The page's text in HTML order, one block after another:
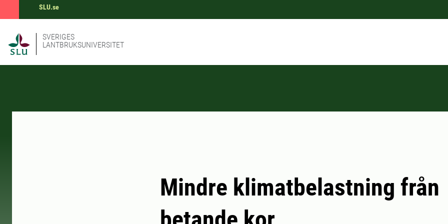
SLU.se
SVERIGES
LANTBRUKSUNIVERSITET
Mindre klimatbelastning från